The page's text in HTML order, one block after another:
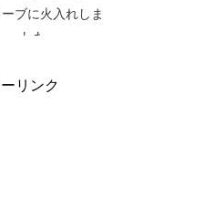
ブに火入れしま
した
リンク